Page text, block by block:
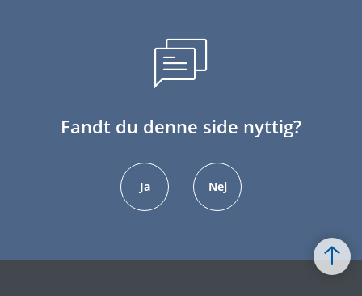
Fandt du denne side nyttig?
Ja Nej